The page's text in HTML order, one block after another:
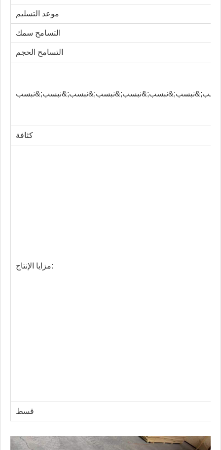
موعد التسليم
التسامح سمك
التسامح الحجم
كثافة
مزايا الإنتاج:
قسط